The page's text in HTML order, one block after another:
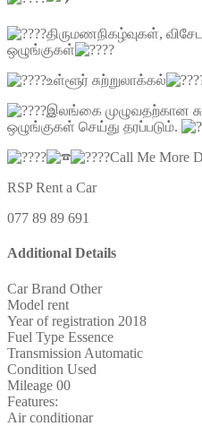
திருமணநிகழ்வுகள்,
ஒழுங்குகள்
உள்ளூர் சுற்றுலாக்கல்
இலங்கை முழுவதற்கான
ஒழுங்குகள் செய்து தரப்படும்.
Call Me More
RSP Rent a Car
077 89 89 691
Additional Details
Car Brand Other
Model rent
Year of registration 2018
Fuel Type Essence
Transmission Automatic
Condition Used
Mileage 00
Features:
Air conditionar